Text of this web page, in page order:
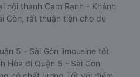
nội thành Cam Ranh - Khánh
Gòn, rất thuận tiện cho du
5 - Sài Gòn limousine tốt
Hòa đi Quận 5 - Sài Gòn